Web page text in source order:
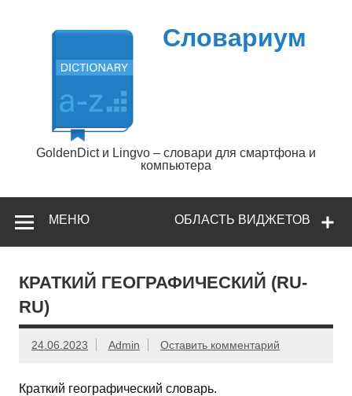
содержимому
Словариум
GoldenDict и Lingvo – словари для смартфона и
компьютера
ОБЛАСТЬ ВИДЖЕТОВ
МЕНЮ
КРАТКИЙ ГЕОГРАФИЧЕСКИЙ (RU-
RU)
24.06.2023 Admin Оставить комментарий
Краткий географический словарь.